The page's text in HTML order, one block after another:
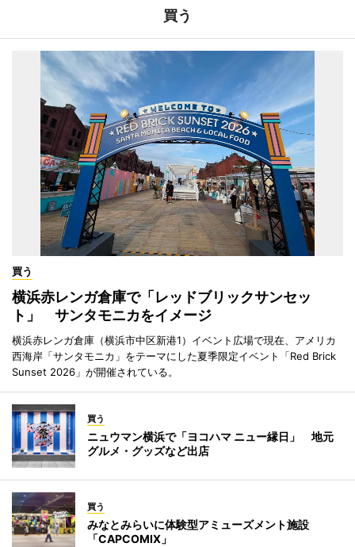
買う
買う
横浜赤レンガ倉庫で「レッドブリックサンセッ
ト」 サンタモニカをイメージ
横浜赤レンガ倉庫（横浜市中区新港1）イベント広場で現在、アメリカ
西海岸「サンタモニカ」をテーマにした夏季限定イベント「Red Brick
Sunset 2026」が開催されている。
買う
ニュウマン横浜で「ヨコハマ ニュー縁日」 地元
グルメ・グッズなど出店
買う
みなとみらいに体験型アミューズメント施設
「CAPCOMIX」